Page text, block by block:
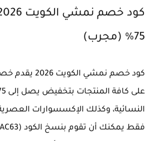
75% (مجرب)
كود خصم نمشي
النسائية، وكذلك الإكسسوارات